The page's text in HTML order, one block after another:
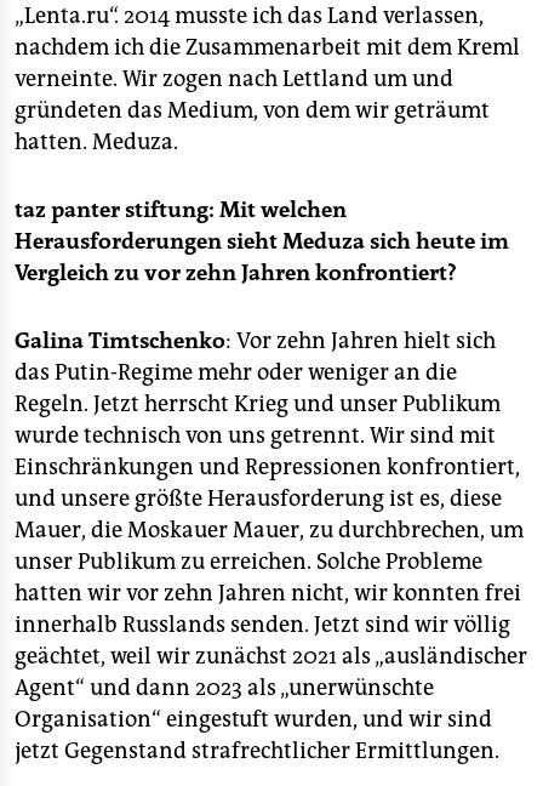
„Lenta.ru“. 2014 musste ich das Land verlassen,
nachdem ich die Zusammenarbeit mit dem Kreml
verneinte. Wir zogen nach Lettland um und
gründeten das Medium, von dem wir geträumt
hatten. Meduza.
taz panter stiftung: Mit welchen
Herausforderungen sieht Meduza sich heute im
Vergleich zu vor zehn Jahren konfrontiert?
Galina Timtschenko: Vor zehn Jahren hielt sich
das Putin-Regime mehr oder weniger an die
Regeln. Jetzt herrscht Krieg und unser Publikum
wurde technisch von uns getrennt. Wir sind mit
Einschränkungen und Repressionen konfrontiert,
und unsere größte Herausforderung ist es, diese
Mauer, die Moskauer Mauer, zu durchbrechen, um
unser Publikum zu erreichen. Solche Probleme
hatten wir vor zehn Jahren nicht, wir konnten frei
innerhalb Russlands senden. Jetzt sind wir völlig
geächtet, weil wir zunächst 2021 als „ausländischer
Agent“ und dann 2023 als „unerwünschte
Organisation“ eingestuft wurden, und wir sind
jetzt Gegenstand strafrechtlicher Ermittlungen.